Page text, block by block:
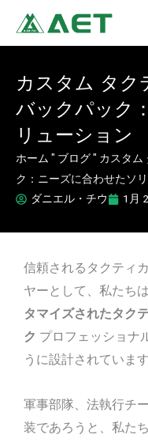
を
カスタム タク
バックパック
リューション
ホーム " ブログ" カスタム
ク：ニーズに合わせたソ
ダニエル・チウ
1月
信頼されるタクティ
ヤーとして、私たち
タマイズされたタク
ク プロフェッショナ
うに設計されていま
軍事部隊、法執行チ
装であろうと、私た